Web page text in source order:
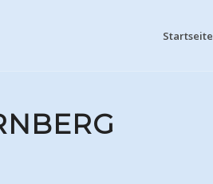
Startseite